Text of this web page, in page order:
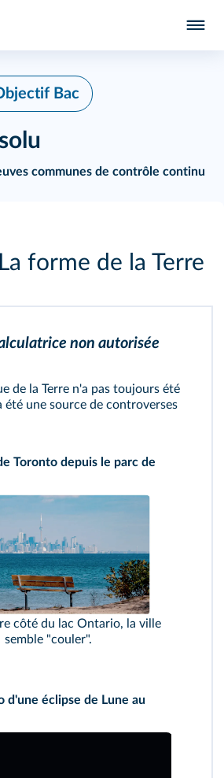
Bac
communes de contrôle continu
La forme de la Terre
non autorisée
de la Terre n'a pas toujours été
été une source de controverses
Toronto depuis le parc de
côté du lac Ontario, la ville
semble "couler".
d'une éclipse de Lune au